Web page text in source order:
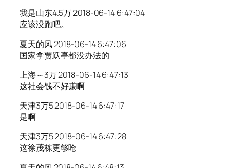
我是山东4.5万 2018-06-14 6:47:04
应该没跑吧。
夏天的风 2018-06-14 6:47:06
国家拿贾跃亭都没办法的
上海～3万 2018-06-14 6:47:13
这社会钱不好赚啊
天津3万5 2018-06-14 6:47:17
是啊
天津3万5 2018-06-14 6:47:28
这徐茂栋更够呛